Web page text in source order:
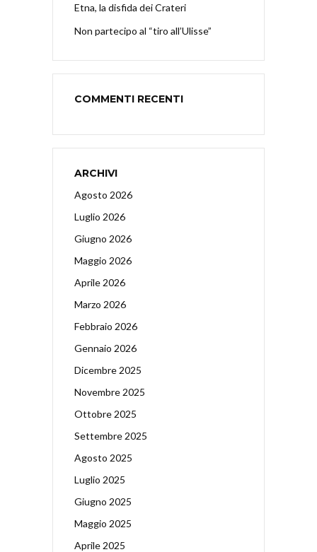
Etna, la disfida dei Crateri
Non partecipo al “tiro all’Ulisse”
COMMENTI RECENTI
ARCHIVI
Agosto 2026
Luglio 2026
Giugno 2026
Maggio 2026
Aprile 2026
Marzo 2026
Febbraio 2026
Gennaio 2026
Dicembre 2025
Novembre 2025
Ottobre 2025
Settembre 2025
Agosto 2025
Luglio 2025
Giugno 2025
Maggio 2025
Aprile 2025